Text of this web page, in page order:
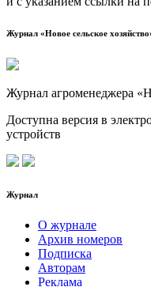
Журнал «Новое сельское
Журнал агроменеджера
Доступна версия в
устройств
Журнал
О журнале
Архив номеров
Подписка
Авторам
Реклама